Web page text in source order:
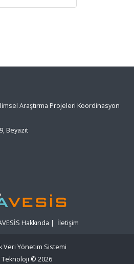
Araştırma Projeleri Koordinasyon
Beyazıt
Hakkında | İletişim
Veri Yönetim Sistemi
Teknoloji © 2026